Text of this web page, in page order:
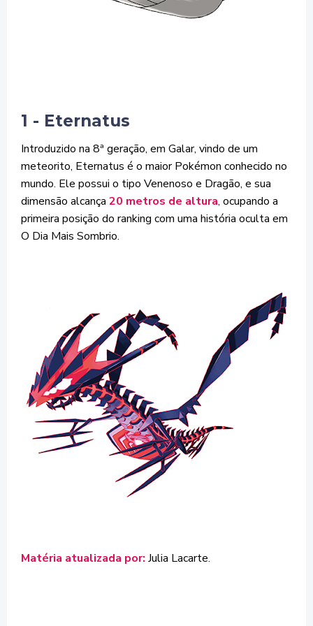
1 - Eternatus
Introduzido na 8ª geração, em Galar, vindo de um
meteorito, Eternatus é o maior Pokémon conhecido no
mundo. Ele possui o tipo Venenoso e Dragão, e sua
dimensão alcança 20 metros de altura, ocupando a
primeira posição do ranking com uma história oculta em
O Dia Mais Sombrio.
Matéria atualizada por: Julia Lacarte.